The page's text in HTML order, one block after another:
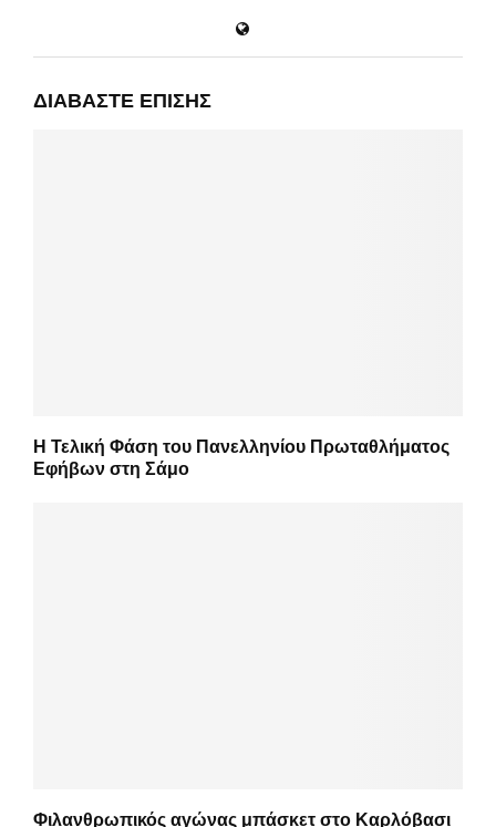
ΔΙΑΒΆΣΤΕ ΕΠΊΣΗΣ
Η Τελική Φάση του Πανελληνίου Πρωταθλήματος
Εφήβων στη Σάμο
Φιλανθρωπικός αγώνας μπάσκετ στο Καρλόβασι